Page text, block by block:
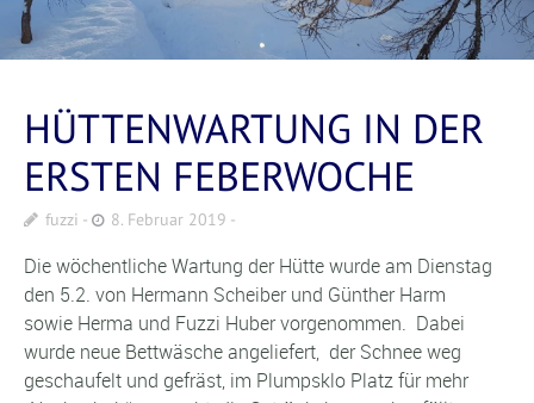
HÜTTENWARTUNG IN DER
ERSTEN FEBERWOCHE
fuzzi 8. Februar 2019
Die wöchentliche Wartung der Hütte wurde am Dienstag
den 5.2. von Hermann Scheiber und Günther Harm
sowie Herma und Fuzzi Huber vorgenommen. Dabei
wurde neue Bettwäsche angeliefert, der Schnee weg
geschaufelt und gefräst, im Plumpsklo Platz für mehr